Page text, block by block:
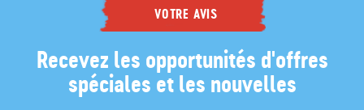
VOTRE AVIS
Recevez les opportunités d'offres
spéciales et les nouvelles